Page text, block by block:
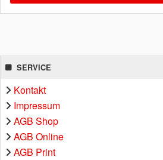
SERVICE
Kontakt
Impressum
AGB Shop
AGB Online
AGB Print